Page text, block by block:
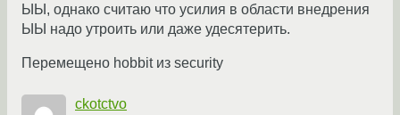
ЫЫ, однако считаю что усилия в области внедрения
ЫЫ надо утроить или даже удесятерить.
Перемещено hobbit из security
ckotctvo